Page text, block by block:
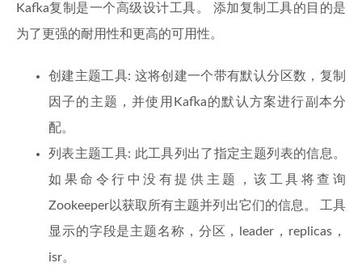
Kafka复制是一个高级设计工具。 添加复制工具的目的是
为了更强的耐用性和更高的可用性。
创建主题工具: 这将创建一个带有默认分区数，复制
因子的主题，并使用Kafka的默认方案进行副本分
配。
列表主题工具: 此工具列出了指定主题列表的信息。
如果命令行中没有提供主题，该工具将查询
Zookeeper以获取所有主题并列出它们的信息。 工具
显示的字段是主题名称，分区，leader，replicas，
isr。